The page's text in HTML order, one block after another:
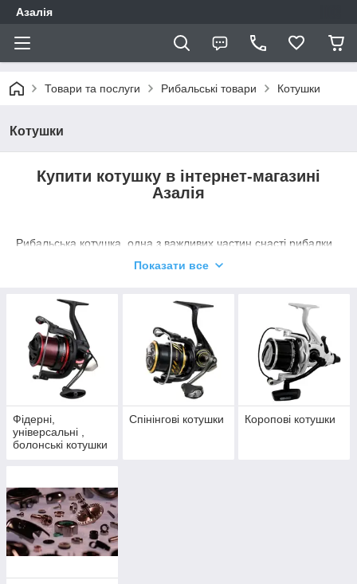
Азалія
Товари та послуги Рибальські товари Котушки
Котушки
Купити котушку в інтернет-магазині
Азалія
Рибальська котушка, одна з важливих частин снасті рибалки.
цього тандему + звичайно ж майстерність рибалки залежить
Показати все
Фідерні,
універсальні ,
болонські котушки
Спінінгові котушки Коропові котушки